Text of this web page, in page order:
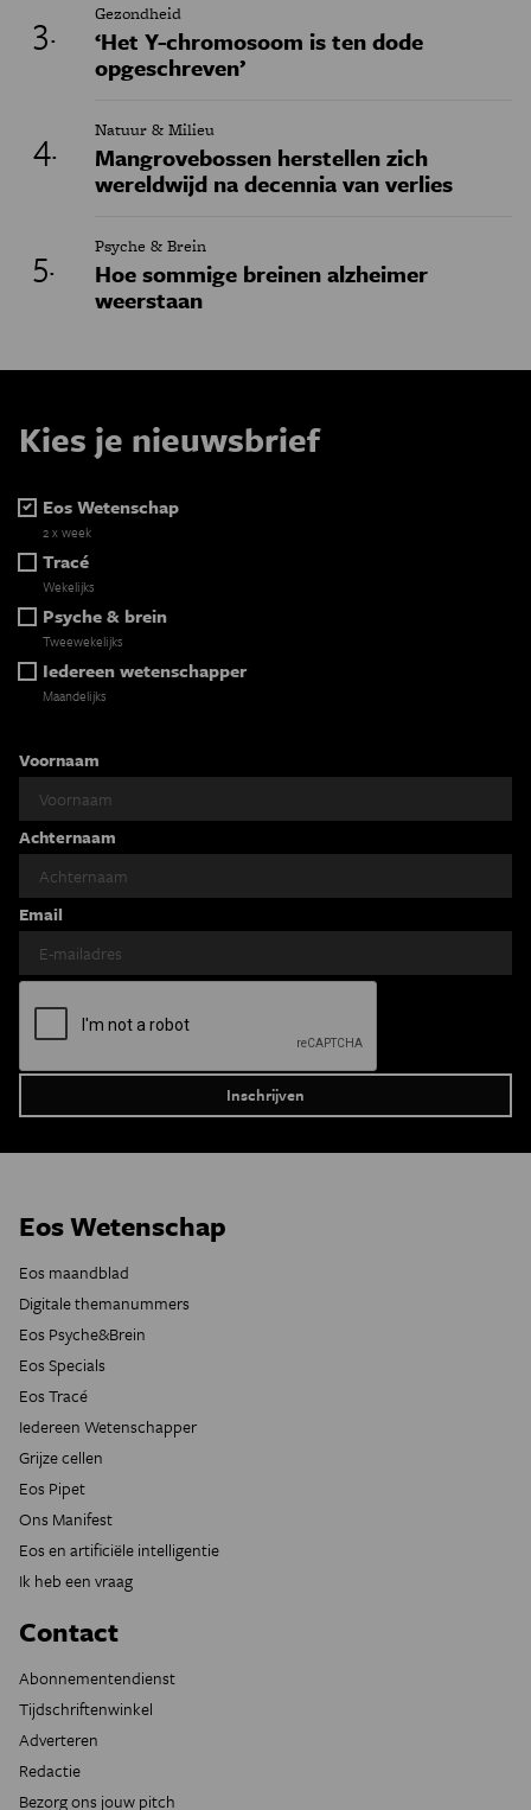
Gezondheid
‘Het Y-chromosoom is ten dode
opgeschreven’
Natuur & Milieu
Mangrovebossen herstellen zich
wereldwijd na decennia van verlies
Psyche & Brein
Hoe sommige breinen alzheimer
weerstaan
Kies je nieuwsbrief
Eos Wetenschap
2 x week
Tracé
Wekelijks
Psyche & brein
Tweewekelijks
Iedereen wetenschapper
Maandelijks
Voornaam
Achternaam
Email
Eos Wetenschap
Eos maandblad
Digitale themanummers
Eos Psyche&Brein
Eos Specials
Eos Tracé
Iedereen Wetenschapper
Grijze cellen
Eos Pipet
Ons Manifest
Eos en artificiële intelligentie
Ik heb een vraag
Contact
Abonnementendienst
Tijdschriftenwinkel
Adverteren
Redactie
Bezorg ons jouw pitch